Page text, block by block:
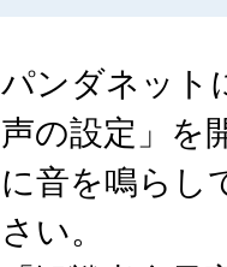
パンダネット
声の設定」を
に音を鳴らし
さい。